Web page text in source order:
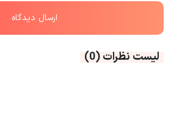
لیست نظرات(0)